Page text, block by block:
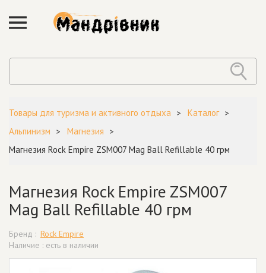
Товары для туризма и активного отдыха
Каталог
Альпинизм
Магнезия
Магнезия Rock Empire ZSM007 Mag Ball Refillable 40 грм
Магнезия Rock Empire ZSM007
Mag Ball Refillable 40 грм
Бренд : Rock Empire
Наличие : есть в наличии